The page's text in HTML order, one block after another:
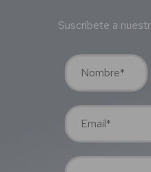
Suscríbete a